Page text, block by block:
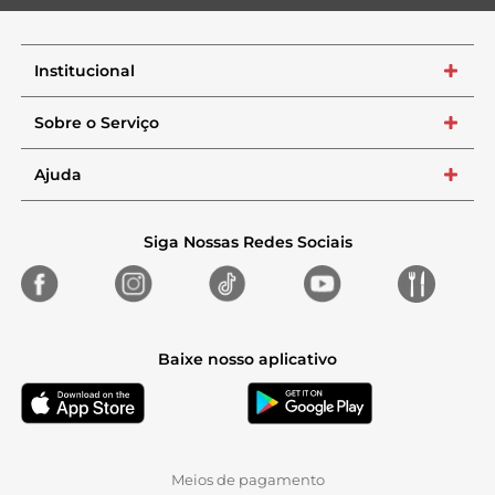
Institucional +
Sobre o Serviço +
Ajuda +
Siga Nossas Redes Sociais
Baixe nosso aplicativo
Meios de pagamento